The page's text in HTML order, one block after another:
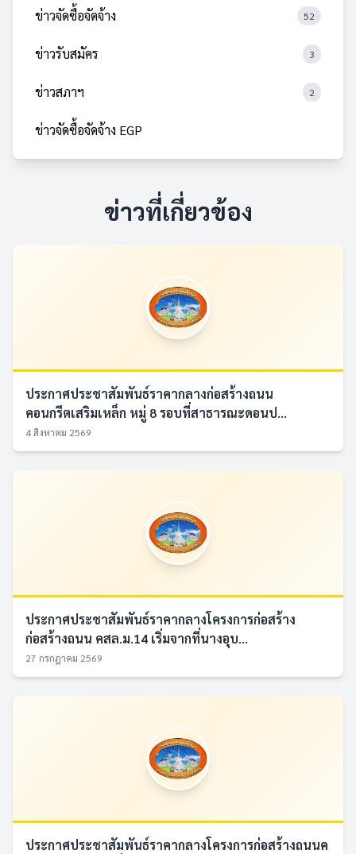
ข่าวจัดซื้อจัดจ้าง 52
ข่าวรับสมัคร 3
ข่าวสภาฯ 2
ข่าวจัดซื้อจัดจ้าง EGP
ข่าวที่เกี่ยวข้อง
ประกาศประชาสัมพันธ์ราคากลางก่อสร้างถนน
คอนกรีตเสริมเหล็ก หมู่ 8 รอบที่สาธารณะดอนป...
4 สิงหาคม 2569
ประกาศประชาสัมพันธ์ราคากลางโครงการก่อสร้าง
ก่อสร้างถนน คสล.ม.14 เริ่มจากที่นางอุบ...
27 กรกฎาคม 2569
ประกาศประชาสัมพันธ์ราคากลางโครงการก่อสร้างถนนค